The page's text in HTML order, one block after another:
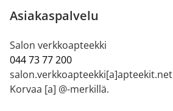
Asiakaspalvelu
Salon verkkoapteekki
044 73 77 200
salon.verkkoapteekki[a]apteekit.net
Korvaa [a] @-merkillä.